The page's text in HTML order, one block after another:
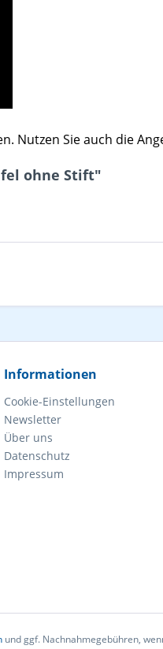
Nutzen Sie auch die
ohne Stift"
Informationen
Cookie-Einstellungen
Newsletter
Über uns
Datenschutz
Impressum
und ggf. Nachnahmegebühren,